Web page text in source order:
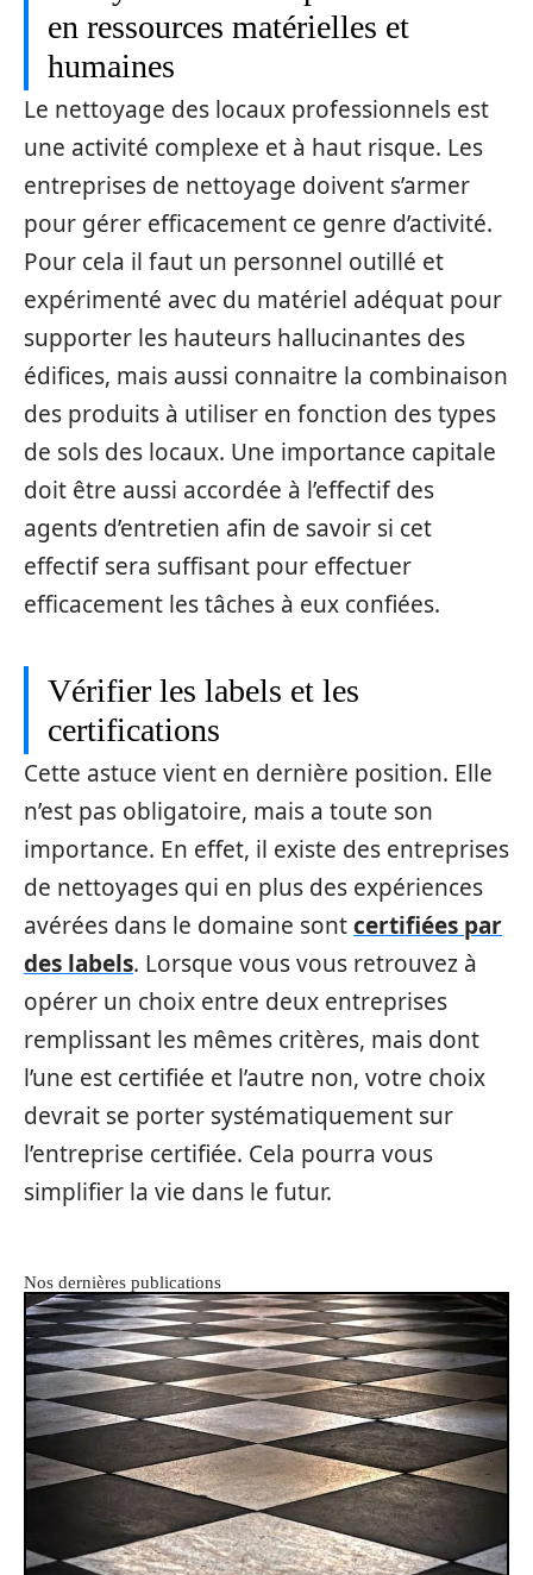
en ressources matérielles et
humaines
Le nettoyage des locaux professionnels est
une activité complexe et à haut risque. Les
entreprises de nettoyage doivent s’armer
pour gérer efficacement ce genre d’activité.
Pour cela il faut un personnel outillé et
expérimenté avec du matériel adéquat pour
supporter les hauteurs hallucinantes des
édifices, mais aussi connaitre la combinaison
des produits à utiliser en fonction des types
de sols des locaux. Une importance capitale
doit être aussi accordée à l’effectif des
agents d’entretien afin de savoir si cet
effectif sera suffisant pour effectuer
efficacement les tâches à eux confiées.
Vérifier les labels et les
certifications
Cette astuce vient en dernière position. Elle
n’est pas obligatoire, mais a toute son
importance. En effet, il existe des entreprises
de nettoyages qui en plus des expériences
avérées dans le domaine sontcertifiées par
des labels. Lorsque vous vous retrouvez à
opérer un choix entre deux entreprises
remplissant les mêmes critères, mais dont
l’une est certifiée et l’autre non, votre choix
devrait se porter systématiquement sur
l’entreprise certifiée. Cela pourra vous
simplifier la vie dans le futur.
Nos dernières publications